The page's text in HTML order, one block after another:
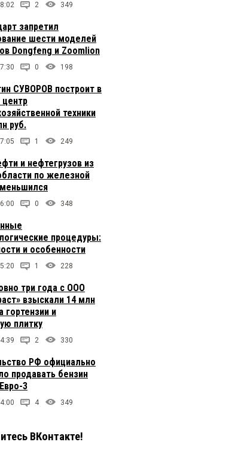
2 349
запретил
шести моделей
Dongfeng и Zoomlion
0 198
СУВОРОВ построит в
техники
руб.
1 249
и нефтегрузов из
по железной
0 348
процедуры:
и особенности
1 228
три года с ООО
взыскали 14 млн
гортензии и
плитку
2 330
РФ официально
продавать бензин
3
4 349
ВКонтакте!